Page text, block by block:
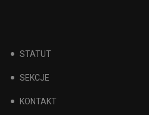
STATUT
SEKCJE
KONTAKT